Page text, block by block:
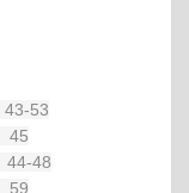
43-53
45
44-48
59